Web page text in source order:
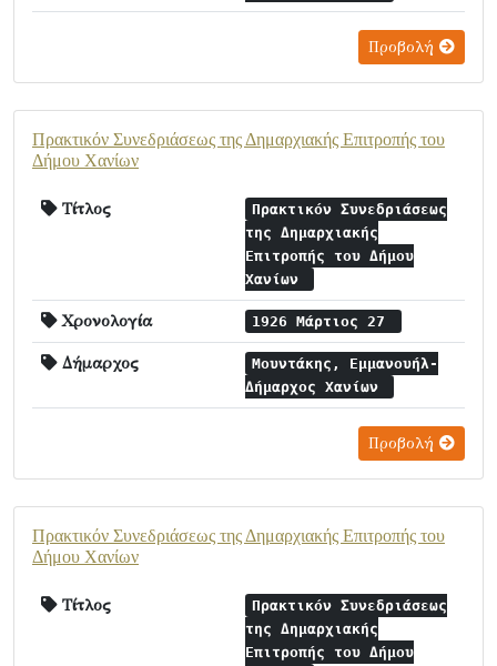
Προβολή
Πρακτικόν Συνεδριάσεως της Δημαρχιακής Επιτροπής του
Δήμου Χανίων
Τίτλος
Πρακτικόν Συνεδριάσεως
της Δημαρχιακής
Επιτροπής του Δήμου
Χανίων
Χρονολογία 1926 Μάρτιος 27
Δήμαρχος
Μουντάκης, Εμμανουήλ-
Δήμαρχος Χανίων
Προβολή
Πρακτικόν Συνεδριάσεως της Δημαρχιακής Επιτροπής του
Δήμου Χανίων
Τίτλος
Πρακτικόν Συνεδριάσεως
της Δημαρχιακής
Επιτροπής του Δήμου